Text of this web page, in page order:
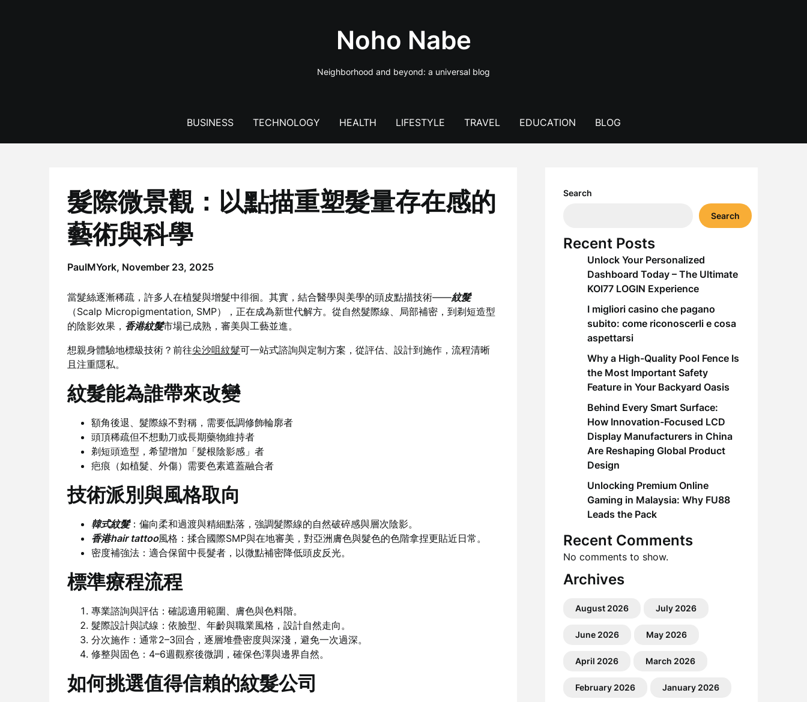
Noho Nabe
Neighborhood and beyond: a universal blog
BUSINESS TECHNOLOGY HEALTH LIFESTYLE TRAVEL EDUCATION BLOG
髮際微景觀：以點描重塑髮量存在感的
藝術與科學
PaulMYork, November 23, 2025
當髮絲逐漸稀疏，許多人在植髮與增髮中徘徊。其實，結合醫學與美學的頭皮點描技術——紋髮
（Scalp Micropigmentation, SMP），正在成為新世代解方。從自然髮際線、局部補密，到剃短造型
的陰影效果， 香港紋髮市場已成熟，審美與工藝並進。
想親身體驗地標級技術？前往尖沙咀紋髮可一站式諮詢與定制方案，從評估、設計到施作，流程清晰
且注重隱私。
紋髮能為誰帶來改變
額角後退、髮際線不對稱，需要低調修飾輪廓者
頭頂稀疏但不想動刀或長期藥物維持者
剃短頭造型，希望增加「髮根陰影感」者
疤痕（如植髮、外傷）需要色素遮蓋融合者
技術派別與風格取向
韓式紋髮：偏向柔和過渡與精細點落，強調髮際線的自然破碎感與層次陰影。
香港hair tattoo風格：揉合國際SMP與在地審美，對亞洲膚色與髮色的色階拿捏更貼近日常。
密度補強法：適合保留中長髮者，以微點補密降低頭皮反光。
標準療程流程
專業諮詢與評估：確認適用範圍、膚色與色料階。
髮際設計與試線：依臉型、年齡與職業風格，設計自然走向。
分次施作：通常2–3回合，逐層堆疊密度與深淺，避免一次過深。
修整與固色：4–6週觀察後微調，確保色澤與邊界自然。
如何挑選值得信賴的紋髮公司
Search
Search
Recent Posts
Unlock Your Personalized
Dashboard Today – The Ultimate
KOI77 LOGIN Experience
I migliori casino che pagano
subito: come riconoscerli e cosa
aspettarsi
Why a High-Quality Pool Fence Is
the Most Important Safety
Feature in Your Backyard Oasis
Behind Every Smart Surface:
How Innovation-Focused LCD
Display Manufacturers in China
Are Reshaping Global Product
Design
Unlocking Premium Online
Gaming in Malaysia: Why FU88
Leads the Pack
Recent Comments
No comments to show.
Archives
August 2026 July 2026
June 2026 May 2026
April 2026 March 2026
February 2026 January 2026